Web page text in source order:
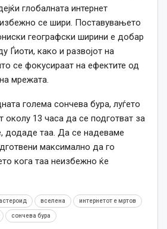
глобалната интернет
се шири. Поставувањето
географски ширини е добар
Ѓиоти, како и развојот на
се фокусираат на ефектите од
мрежата.
голема сончева бура, луѓето
околу 13 часа да се подготват за
додаде таа. Да се надеваме
максимално да го
кога таа неизбежно ќе
астероид вселена интернетот е мртов
сончева бура